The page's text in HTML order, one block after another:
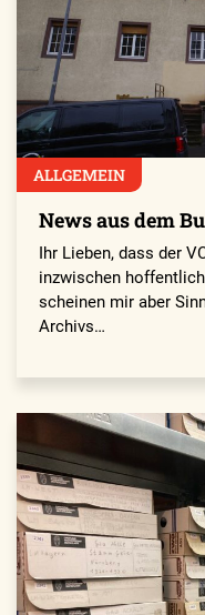
ALLGEMEIN
News aus dem
Ihr Lieben, dass der
inzwischen
scheinen mir aber
Archivs…